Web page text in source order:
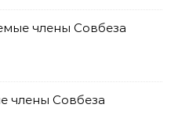
члены Совбеза
члены Совбеза